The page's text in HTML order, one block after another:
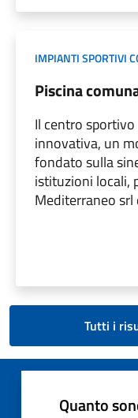
IMPIANTI SPORTIVI
Piscina
Il centro
innovativa, un
fondato sulla
istituzioni locali,
Mediterraneo srl
Tutti i
Quanto